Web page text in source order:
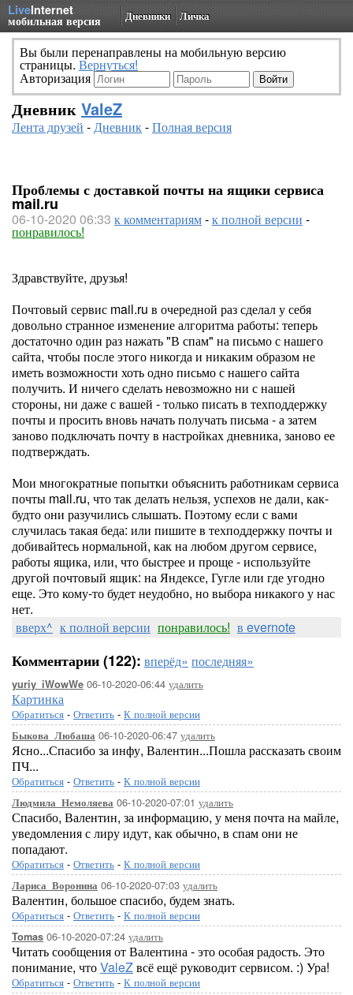
LiveInternet
мобильная версия Дневники Личка
Вы были перенаправлены на мобильную версию
страницы. Вернуться!
Авторизация
Дневник ValeZ
Лента друзей -Дневник-Полная версия
Проблемы с доставкой почты на ящики сервиса
mail.ru
06-10-2020 06:33 к комментариям-к полной версии -
понравилось!
Здравствуйте, друзья!
Почтовый сервис mail.ru в очередной раз сделал у себя
довольно странное изменение алгоритма работы: теперь
достаточно один раз нажать "В спам" на письмо с нашего
сайта, чтобы после этого никогда и никаким образом не
иметь возможности хоть одно письмо с нашего сайта
получить. И ничего сделать невозможно ни с нашей
стороны, ни даже с вашей - только писать в техподдержку
почты и просить вновь начать получать письма - а затем
заново подключать почту в настройках дневника, заново ее
подтверждать.
Мои многократные попытки объяснить работникам сервиса
почты mail.ru, что так делать нельзя, успехов не дали, как-
будто они разучились слышать. Поэтому если с вами
случилась такая беда: или пишите в техподдержку почты и
добивайтесь нормальной, как на любом другом сервисе,
работы ящика, или, что быстрее и проще - используйте
другой почтовый ящик: на Яндексе, Гугле или где угодно
еще. Это кому-то будет неудобно, но выбора никакого у нас
нет.
вверх^ к полной версии понравилось! в evernote
Комментарии (122): вперёд» последняя»
yuriy_iWowWe 06-10-2020-06:44 удалить
Картинка
Обратиться - Ответить - К полной версии
Быкова_Любаша 06-10-2020-06:47 удалить
Ясно...Спасибо за инфу, Валентин...Пошла рассказать своим
ПЧ...
Обратиться - Ответить - К полной версии
Людмила_Немоляева 06-10-2020-07:01 удалить
Спасибо, Валентин, за информацию, у меня почта на майле,
уведомления с лиру идут, как обычно, в спам они не
попадают.
Обратиться - Ответить - К полной версии
Лариса_Воронина 06-10-2020-07:03 удалить
Валентин, большое спасибо, будем знать.
Обратиться - Ответить - К полной версии
Tomas 06-10-2020-07:24 удалить
Читать сообщения от Валентина - это особая радость. Это
понимание, чтоValeZвсё ещё руководит сервисом. :) Ура!
Обратиться - Ответить - К полной версии